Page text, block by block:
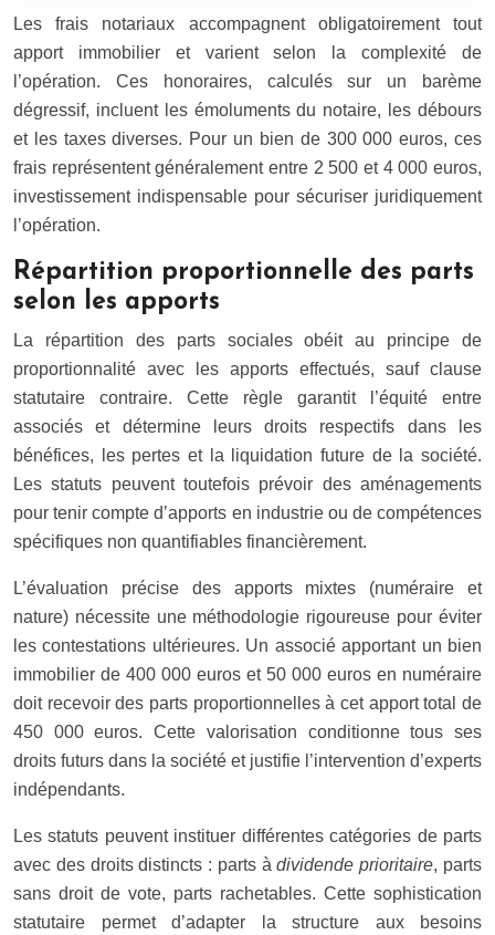
Les frais notariaux accompagnent obligatoirement tout
apport immobilier et varient selon la complexité de
l’opération. Ces honoraires, calculés sur un barème
dégressif, incluent les émoluments du notaire, les débours
et les taxes diverses. Pour un bien de 300 000 euros, ces
frais représentent généralement entre 2 500 et 4 000 euros,
investissement indispensable pour sécuriser juridiquement
l’opération.
Répartition proportionnelle des parts
selon les apports
La répartition des parts sociales obéit au principe de
proportionnalité avec les apports effectués, sauf clause
statutaire contraire. Cette règle garantit l’équité entre
associés et détermine leurs droits respectifs dans les
bénéfices, les pertes et la liquidation future de la société.
Les statuts peuvent toutefois prévoir des aménagements
pour tenir compte d’apports en industrie ou de compétences
spécifiques non quantifiables financièrement.
L’évaluation précise des apports mixtes (numéraire et
nature) nécessite une méthodologie rigoureuse pour éviter
les contestations ultérieures. Un associé apportant un bien
immobilier de 400 000 euros et 50 000 euros en numéraire
doit recevoir des parts proportionnelles à cet apport total de
450 000 euros. Cette valorisation conditionne tous ses
droits futurs dans la société et justifie l’intervention d’experts
indépendants.
Les statuts peuvent instituer différentes catégories de parts
avec des droits distincts : parts àdividende prioritaire, parts
sans droit de vote, parts rachetables. Cette sophistication
statutaire permet d’adapter la structure aux besoins